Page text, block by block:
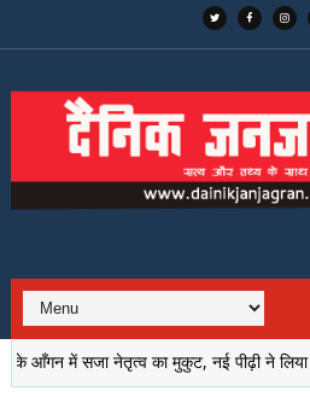
में सजा नेतृत्व का मुकुट, नई पीढ़ी ने लिया सेवा